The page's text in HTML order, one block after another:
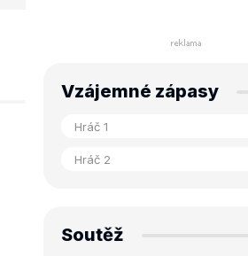
Vzájemné zápasy
Soutěž